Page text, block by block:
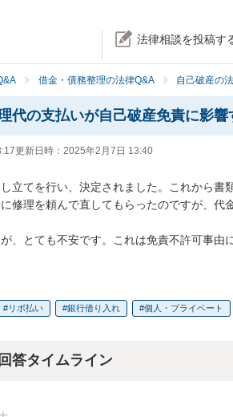
法律相談を投稿す
借金・債務整理の法律Q&A 自己破産の
代の支払いが自己破産免責に影響
更新日時： 2025年2月7日 13:40
立てを行い、決定されました。これから書
修理を頼んで直してもらったのですが、代
、とても不安です。これは免責不許可事由
リボ払い 銀行借り入れ 個人・プライベート
答タイムライン